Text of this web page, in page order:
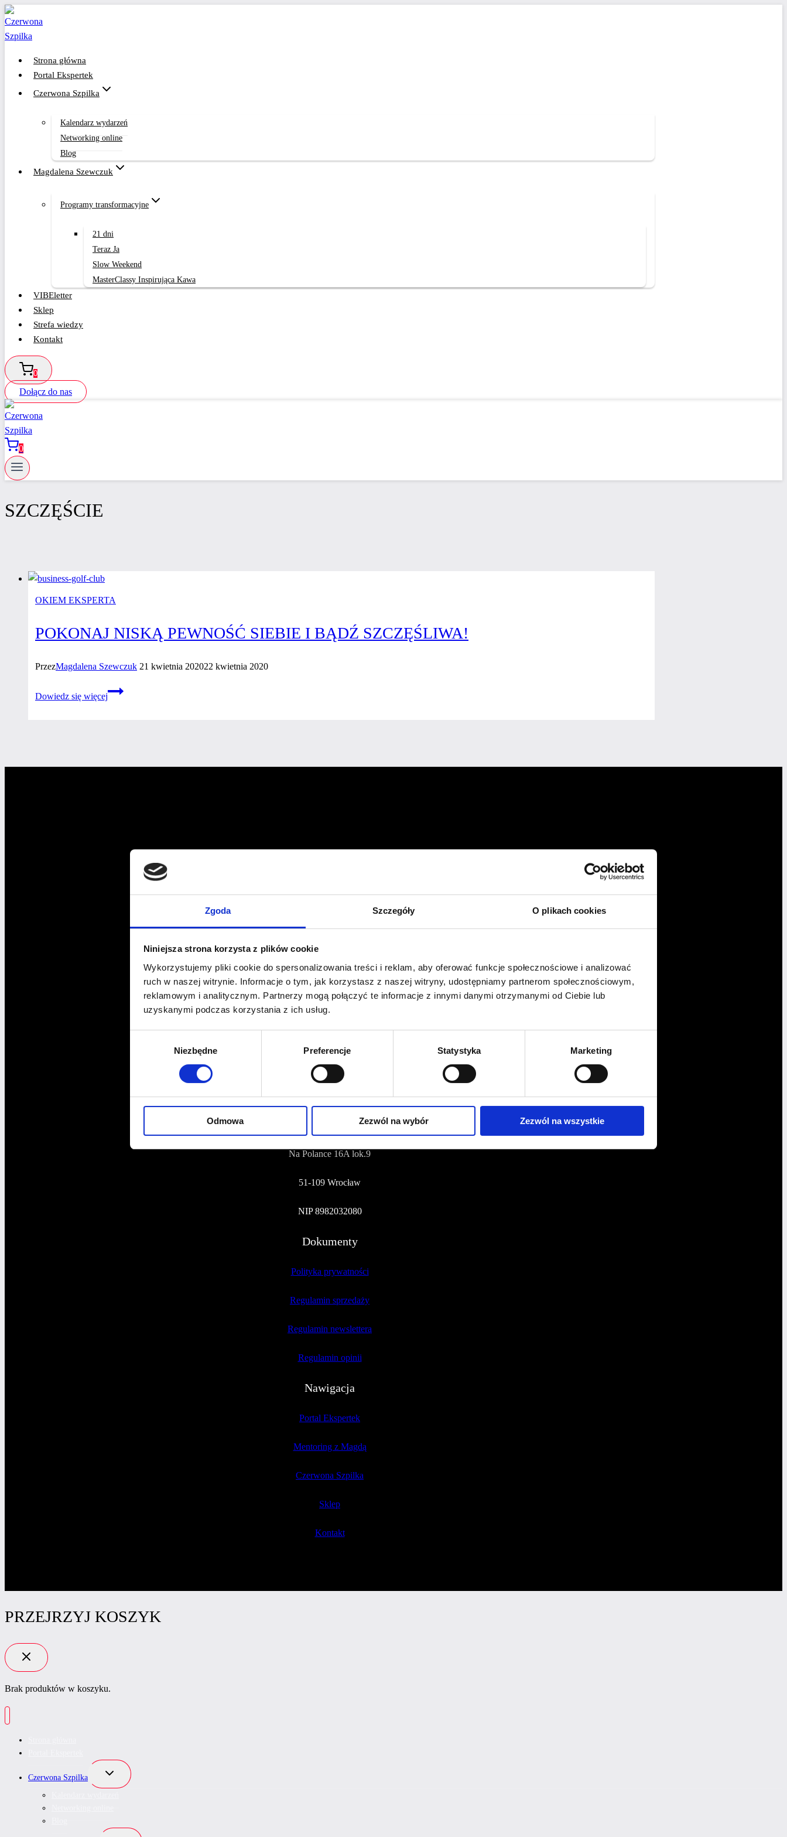
Zgoda Szczegóły O plikach cookies
Niniejsza strona korzysta z plików cookie
Wykorzystujemy pliki cookie do spersonalizowania treści i reklam, aby oferować funkcje społecznościowe i analizować
ruch w naszej witrynie. Informacje o tym, jak korzystasz z naszej witryny, udostępniamy partnerom społecznościowym,
reklamowym i analitycznym. Partnerzy mogą połączyć te informacje z innymi danymi otrzymanymi od Ciebie lub
uzyskanymi podczas korzystania z ich usług.
Niezbędne Preferencje Statystyka Marketing
Odmowa Zezwól na wybór Zezwól na wszystkie
Przejdź
do
treści
Strona główna
Portal Ekspertek
Czerwona Szpilka
Kalendarz wydarzeń
Networking online
Blog
Magdalena Szewczuk
Programy transformacyjne
21 dni
Teraz Ja
Slow Weekend
MasterClassy Inspirująca Kawa
VIBEletter
Sklep
Strefa wiedzy
Kontakt
0
Dołącz do nas
0
SZCZĘŚCIE
OKIEM EKSPERTA
POKONAJ NISKĄ PEWNOŚĆ SIEBIE I BĄDŹ SZCZĘŚLIWA!
PrzezMagdalena Szewczuk 21 kwietnia 202022 kwietnia 2020
Dowiedz się więcej
Pokonaj
Kontakt
kontakt@czerwonaszpilka.pl
NUMER KONTA DO WPŁAT:
81 1090 2398 0000 0001 0191 1368
Adres
CZERWONA SZPILKA
Na Polance 16A lok.9
51-109 Wrocław
NIP 8982032080
Dokumenty
Polityka prywatności
Regulamin sprzedaży
Regulamin newslettera
Regulamin opinii
Nawigacja
Portal Ekspertek
Mentoring z Magdą
Czerwona Szpilka
Sklep
Kontakt
PRZEJRZYJ KOSZYK
Brak produktów w koszyku.
Czerwona Szpilka
Przełącz
podrzędne